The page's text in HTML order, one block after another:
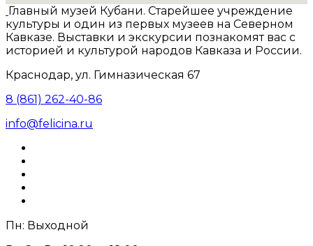
Главный музей Кубани. Старейшее учреждение
культуры и один из первых музеев на Северном
Кавказе. Выставки и экскурсии познакомят вас с
историей и культурой народов Кавказа и России.
Краснодар, ул. Гимназическая 67
8 (861) 262-40-86
info@felicina.ru
Пн: Выходной